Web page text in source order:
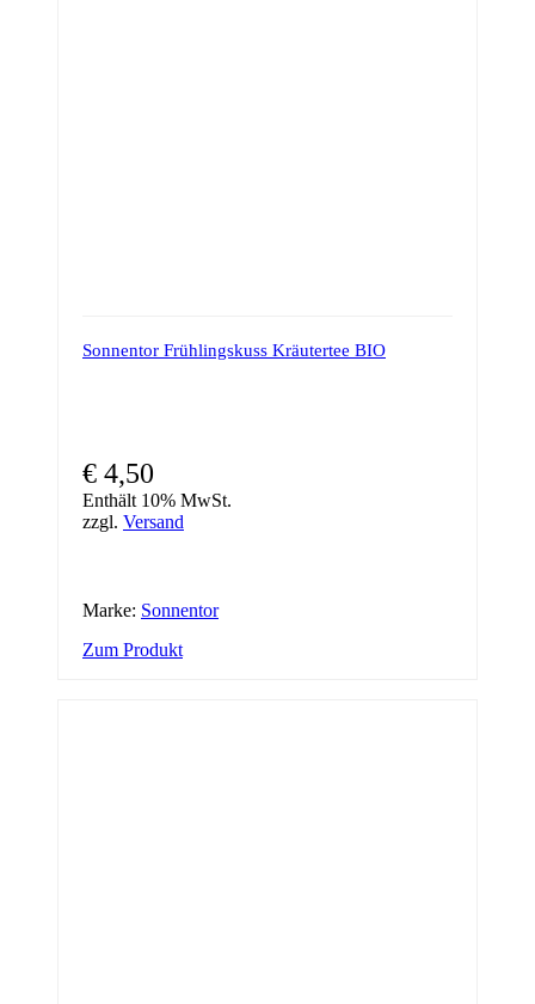
Sonnentor Frühlingskuss Kräutertee BIO
€ 4,50
Enthält 10% MwSt.
zzgl. Versand
Marke: Sonnentor
Zum Produkt